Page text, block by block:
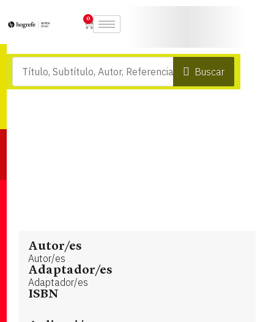
0
Buscar
Autor/es
Autor/es
Adaptador/es
Adaptador/es
ISBN